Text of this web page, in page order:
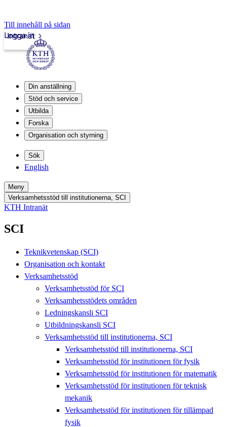
Till innehåll på sidan
Intranät
Logga in
Din anställning
Stöd och service
Utbilda
Forska
Organisation och styrning
Sök
English
Meny
Verksamhetsstöd till institutionerna, SCI
KTH Intranät
SCI
Teknikvetenskap (SCI)
Organisation och kontakt
Verksamhetsstöd
Verksamhetsstöd för SCI
Verksamhetsstödets områden
Ledningskansli SCI
Utbildningskansli SCI
Verksamhetsstöd till institutionerna, SCI
Verksamhetsstöd till institutionerna, SCI
Verksamhetsstöd för institutionen för fysik
Verksamhetsstöd för institutionen för matematik
Verksamhetsstöd för institutionen för teknisk
mekanik
Verksamhetsstöd för institutionen för tillämpad
fysik